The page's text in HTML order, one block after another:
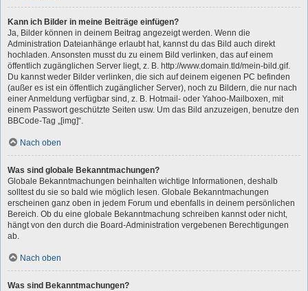
Kann ich Bilder in meine Beiträge einfügen?
Ja, Bilder können in deinem Beitrag angezeigt werden. Wenn die
Administration Dateianhänge erlaubt hat, kannst du das Bild auch direkt
hochladen. Ansonsten musst du zu einem Bild verlinken, das auf einem
öffentlich zugänglichen Server liegt, z. B. http://www.domain.tld/mein-bild.gif.
Du kannst weder Bilder verlinken, die sich auf deinem eigenen PC befinden
(außer es ist ein öffentlich zugänglicher Server), noch zu Bildern, die nur nach
einer Anmeldung verfügbar sind, z. B. Hotmail- oder Yahoo-Mailboxen, mit
einem Passwort geschützte Seiten usw. Um das Bild anzuzeigen, benutze den
BBCode-Tag „[img]“.
Nach oben
Was sind globale Bekanntmachungen?
Globale Bekanntmachungen beinhalten wichtige Informationen, deshalb
solltest du sie so bald wie möglich lesen. Globale Bekanntmachungen
erscheinen ganz oben in jedem Forum und ebenfalls in deinem persönlichen
Bereich. Ob du eine globale Bekanntmachung schreiben kannst oder nicht,
hängt von den durch die Board-Administration vergebenen Berechtigungen
ab.
Nach oben
Was sind Bekanntmachungen?